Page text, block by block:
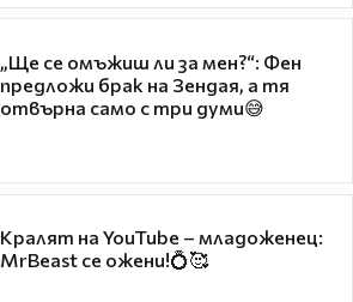
„Ще се омъжиш ли за мен?“: Фен
предложи брак на Зендая, а тя
отвърна само с три думи😅
Кралят на YouTube – младоженец:
MrBeast се ожени!💍🥰